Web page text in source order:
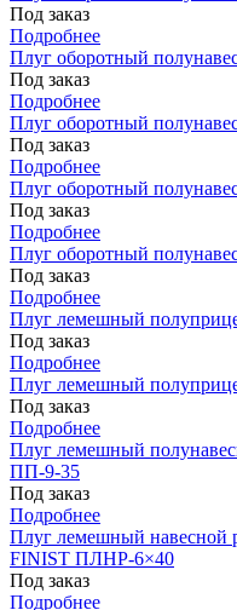
Под заказ
Подробнее
Плуг оборотный
Под заказ
Подробнее
Плуг оборотный
Под заказ
Подробнее
Плуг оборотный
Под заказ
Подробнее
Плуг оборотный
Под заказ
Подробнее
Плуг лемешный
Под заказ
Подробнее
Плуг лемешный
Под заказ
Подробнее
Плуг лемешный
ПП-9-35
Под заказ
Подробнее
Плуг лемешный навесной
FINIST ПЛНР-6×40
Под заказ
Подробнее